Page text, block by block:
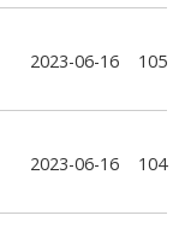
2023-06-16 105
2023-06-16 104